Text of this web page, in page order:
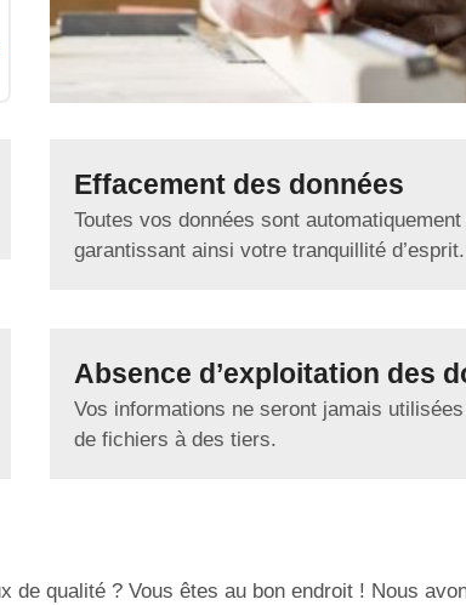
Effacement des données
Toutes vos données sont
garantissant ainsi votre tranquillité d’esprit.
Absence d’exploitation des
Vos informations ne seront jamais
de fichiers à des tiers.
de qualité ? Vous êtes au bon endroit ! Nous